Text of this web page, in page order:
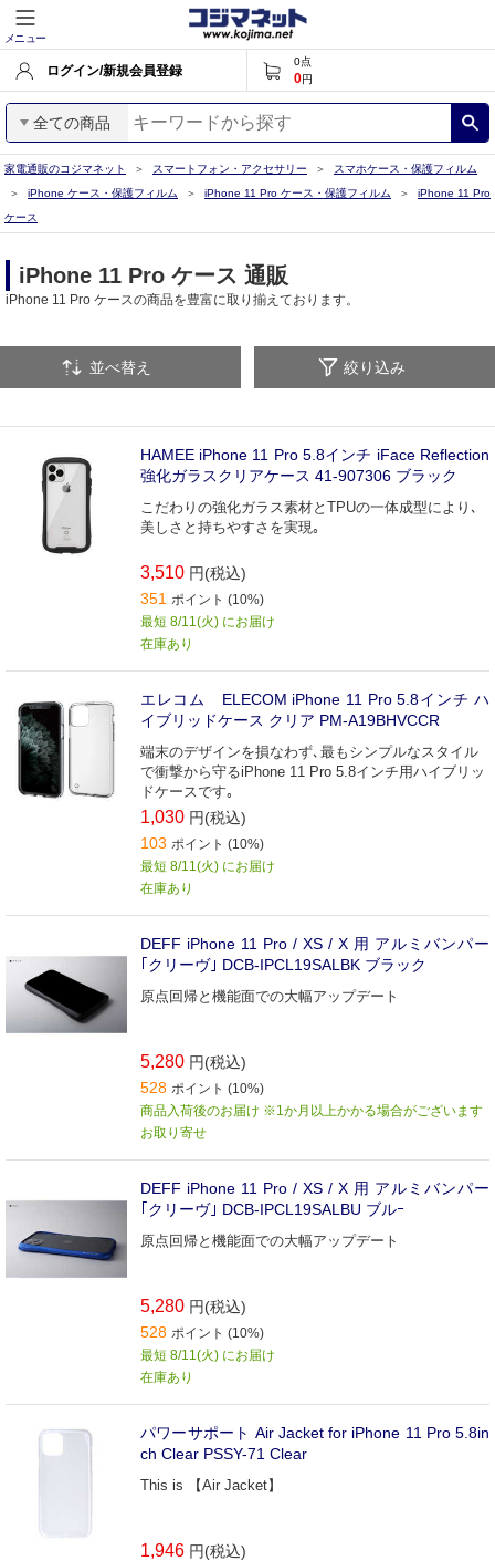
メニュー
ログイン/新規会員登録
0点
0円
全ての商品
家電通販のコジマネット スマートフォン・アクセサリー
スマホケース・保護フィルム
iPhone ケース・保護フィルム
iPhone 11 Pro ケース・保護フィルム
iPhone 11 Pro
ケース
iPhone 11 Pro ケース 通販
iPhone 11 Pro ケースの商品を豊富に取り揃えております。
並べ替え 絞り込み
HAMEE iPhone 11 Pro 5.8インチ iFace Reflection
強化ガラスクリアケース 41-907306 ブラック
こだわりの強化ガラス素材とTPUの一体成型により､
美しさと持ちやすさを実現｡
3,510 円(税込)
351 ポイント (10%)
最短 8/11(火) にお届け
在庫あり
エレコム ELECOM iPhone 11 Pro 5.8インチ ハ
イブリッドケース クリア PM-A19BHVCCR
端末のデザインを損なわず､最もシンプルなスタイル
で衝撃から守るiPhone 11 Pro 5.8インチ用ハイブリッ
ドケースです｡
1,030 円(税込)
103 ポイント (10%)
最短 8/11(火) にお届け
在庫あり
DEFF iPhone 11 Pro / XS / X 用 アルミバンパー
｢クリーヴ｣ DCB-IPCL19SALBK ブラック
原点回帰と機能面での大幅アップデート
5,280 円(税込)
528 ポイント (10%)
商品入荷後のお届け ※1か月以上かかる場合がございます
お取り寄せ
DEFF iPhone 11 Pro / XS / X 用 アルミバンパー
｢クリーヴ｣ DCB-IPCL19SALBU ブルｰ
原点回帰と機能面での大幅アップデート
5,280 円(税込)
528 ポイント (10%)
最短 8/11(火) にお届け
在庫あり
パワーサポート Air Jacket for iPhone 11 Pro 5.8in
ch Clear PSSY-71 Clear
This is 【Air Jacket】
1,946 円(税込)